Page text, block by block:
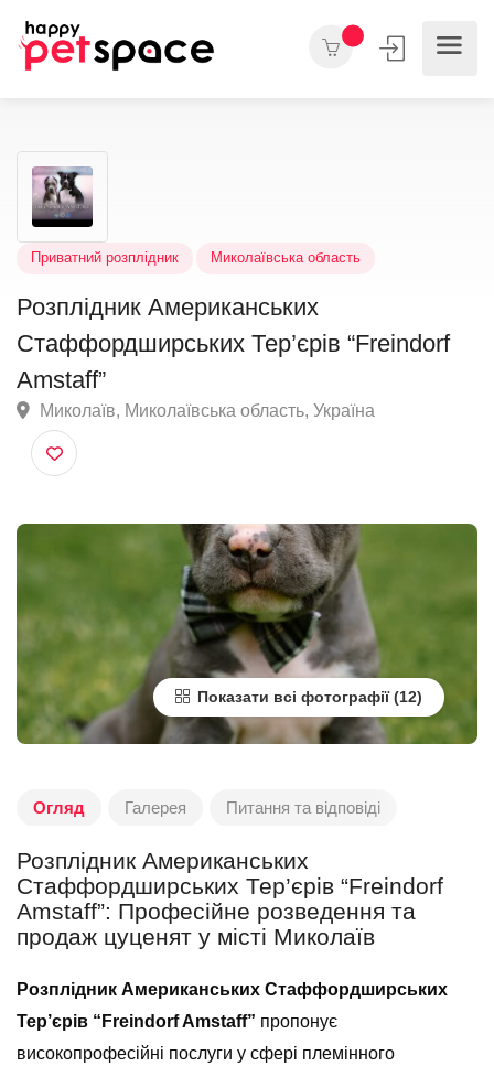
Розплідник Американських
Стаффордширських Тер’єрів “Freindorf
Amstaff”
Миколаїв, Миколаївська область, Україна
Показати всі фотографії
Огляд Галерея Питання та відповіді
Розплідник Американських
Стаффордширських Тер’єрів “Freindorf
Amstaff”: Професійне розведення та
продаж цуценят у місті Миколаїв
Розплідник Американських Стаффордширських
Тер’єрів “Freindorf Amstaff” пропонує
високопрофесійні послуги у сфері племінного